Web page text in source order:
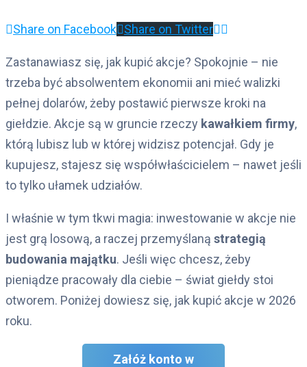
Share on Facebook Share on Twitter
Zastanawiasz się, jak kupić akcje? Spokojnie – nie
trzeba być absolwentem ekonomii ani mieć walizki
pełnej dolarów, żeby postawić pierwsze kroki na
giełdzie. Akcje są w gruncie rzeczy kawałkiem firmy,
którą lubisz lub w której widzisz potencjał. Gdy je
kupujesz, stajesz się współwłaścicielem – nawet jeśli
to tylko ułamek udziałów.
I właśnie w tym tkwi magia: inwestowanie w akcje nie
jest grą losową, a raczej przemyślaną strategią
budowania majątku. Jeśli więc chcesz, żeby
pieniądze pracowały dla ciebie – świat giełdy stoi
otworem. Poniżej dowiesz się, jak kupić akcje w 2026
roku.
Załóż konto w